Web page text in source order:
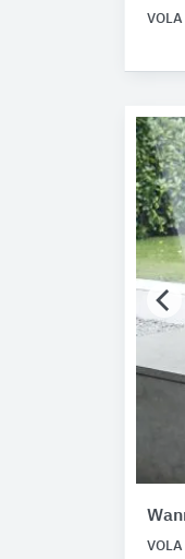
VOLA
VOLA